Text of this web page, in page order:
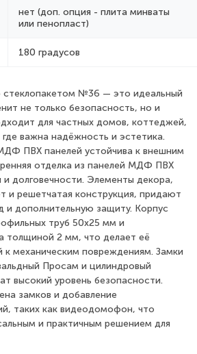
нет (доп. опция - плита минваты
или пенопласт)
180 градусов
стеклопакетом №36 — это идеальный
не только безопасность, но и
для частных домов, коттеджей,
важна надёжность и эстетика.
ПВХ панелей устойчива к внешним
отделка из панелей МДФ ПВХ
и долговечности. Элементы декора,
и решетчатая конструкция, придают
и дополнительную защиту. Корпус
труб 50х25 мм и
толщиной 2 мм, что делает её
к механическим повреждениям. Замки
Просам и цилиндровый
высокий уровень безопасности.
замков и добавление
таких как видеодомофон, что
и практичным решением для